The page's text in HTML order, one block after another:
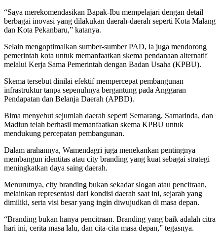
“Saya merekomendasikan Bapak-Ibu mempelajari dengan detail
berbagai inovasi yang dilakukan daerah-daerah seperti Kota Malang
dan Kota Pekanbaru,” katanya.
Selain mengoptimalkan sumber-sumber PAD, ia juga mendorong
pemerintah kota untuk memanfaatkan skema pendanaan alternatif
melalui Kerja Sama Pemerintah dengan Badan Usaha (KPBU).
Skema tersebut dinilai efektif mempercepat pembangunan
infrastruktur tanpa sepenuhnya bergantung pada Anggaran
Pendapatan dan Belanja Daerah (APBD).
Bima menyebut sejumlah daerah seperti Semarang, Samarinda, dan
Madiun telah berhasil memanfaatkan skema KPBU untuk
mendukung percepatan pembangunan.
Dalam arahannya, Wamendagri juga menekankan pentingnya
membangun identitas atau city branding yang kuat sebagai strategi
meningkatkan daya saing daerah.
Menurutnya, city branding bukan sekadar slogan atau pencitraan,
melainkan representasi dari kondisi daerah saat ini, sejarah yang
dimiliki, serta visi besar yang ingin diwujudkan di masa depan.
“Branding bukan hanya pencitraan. Branding yang baik adalah citra
hari ini, cerita masa lalu, dan cita-cita masa depan,” tegasnya.